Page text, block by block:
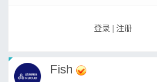
登录 注册
Fish